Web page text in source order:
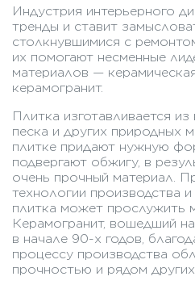
Индустрия интерьерного
тренды и ставит
столкнувшимися с
их помогают несменные
материалов —
керамогранит.
Плитка изготавливается
песка и других природных
плитке придают нужную
подвергают обжигу, в
очень прочный материал.
технологии производства
плитка может прослужить
Керамогранит, вошедший
в начале 90-х годов,
процессу производства
прочностью и рядом